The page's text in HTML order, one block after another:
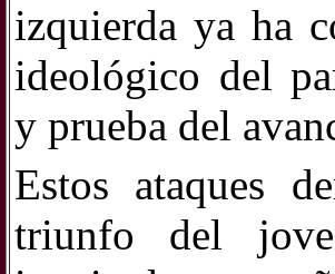
izquierda ya ha
ideológico del
y prueba del
Estos ataques
triunfo del